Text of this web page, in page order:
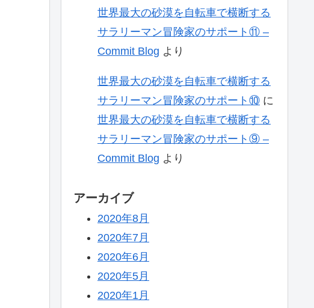
世界最大の砂漠を自転車で横断する
サラリーマン冒険家のサポート⑪ –
Commit Blog より
世界最大の砂漠を自転車で横断する
サラリーマン冒険家のサポート⑩ に
世界最大の砂漠を自転車で横断する
サラリーマン冒険家のサポート⑨ –
Commit Blog より
アーカイブ
2020年8月
2020年7月
2020年6月
2020年5月
2020年1月